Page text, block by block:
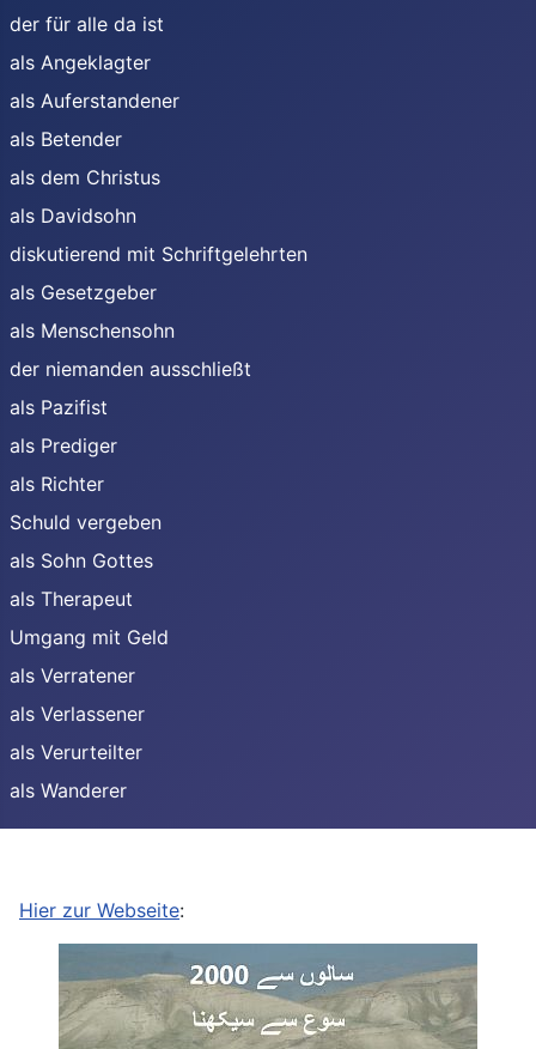
der für alle da ist
als Angeklagter
als Auferstandener
als Betender
als dem Christus
als Davidsohn
diskutierend mit Schriftgelehrten
als Gesetzgeber
als Menschensohn
der niemanden ausschließt
als Pazifist
als Prediger
als Richter
Schuld vergeben
als Sohn Gottes
als Therapeut
Umgang mit Geld
als Verratener
als Verlassener
als Verurteilter
als Wanderer
Hier zur Webseite: